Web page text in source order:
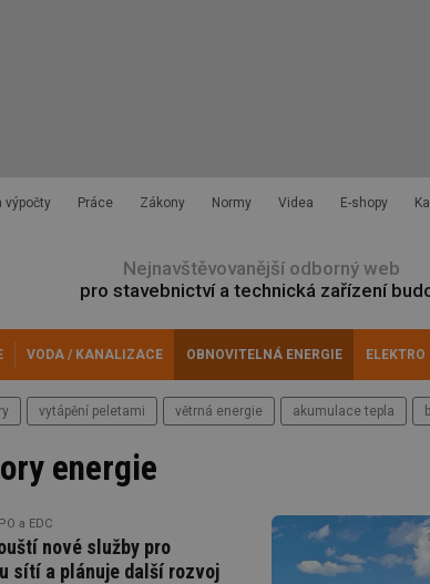
výpočty Práce Zákony Normy Videa E-shopy
Nejnavštěvovanější odborný web
pro stavebnictví a technická zařízení
VODA / KANALIZACE OBNOVITELNÁ ENERGIE ELEKTRO
vytápění peletami větrná energie akumulace tepla
energie
a EDC
nové služby pro
sítí a plánuje další rozvoj